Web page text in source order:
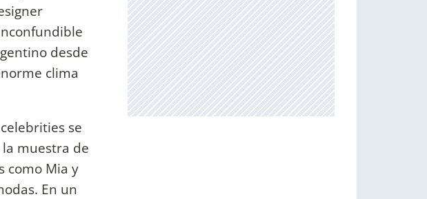
desde
clima
se
muestra de
como Mia y
En un